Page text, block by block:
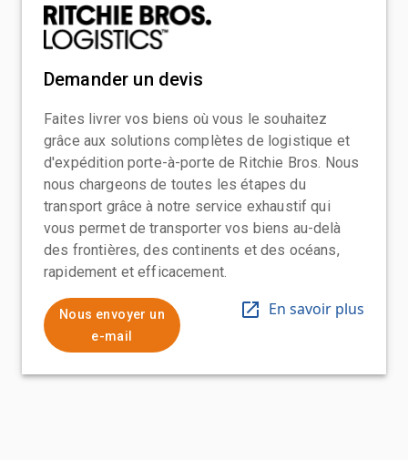
Demander un devis
Faites livrer vos biens où vous le souhaitez
grâce aux solutions complètes de logistique et
d'expédition porte-à-porte de Ritchie Bros. Nous
nous chargeons de toutes les étapes du
transport grâce à notre service exhaustif qui
vous permet de transporter vos biens au-delà
des frontières, des continents et des océans,
rapidement et efficacement.
Nous envoyer un
e-mail
En savoir plus